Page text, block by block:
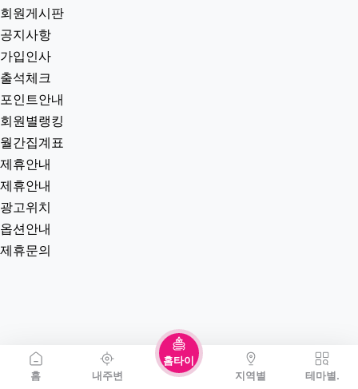
홈 내주변
홈타이
지역별
테마별.
회원게시판
공지사항
가입인사
출석체크
포인트안내
회원별랭킹
월간집계표
제휴안내
제휴안내
광고위치
옵션안내
제휴문의